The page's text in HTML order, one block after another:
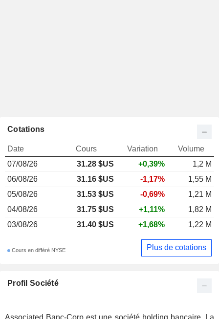
Profil Société
Associated Banc-Corp est une société holding bancaire. La
Cotations
Date Cours Variation
Volume
07/08/26
31.28 $US +0,39%
1,2 M
06/08/26
31.16 $US -1,17%
1,55 M
05/08/26
31.53 $US -0,69%
1,21 M
04/08/26
31.75 $US +1,11%
1,82 M
03/08/26
31.40 $US +1,68% 1,22 M
Cours en différé NYSE Plus de cotations